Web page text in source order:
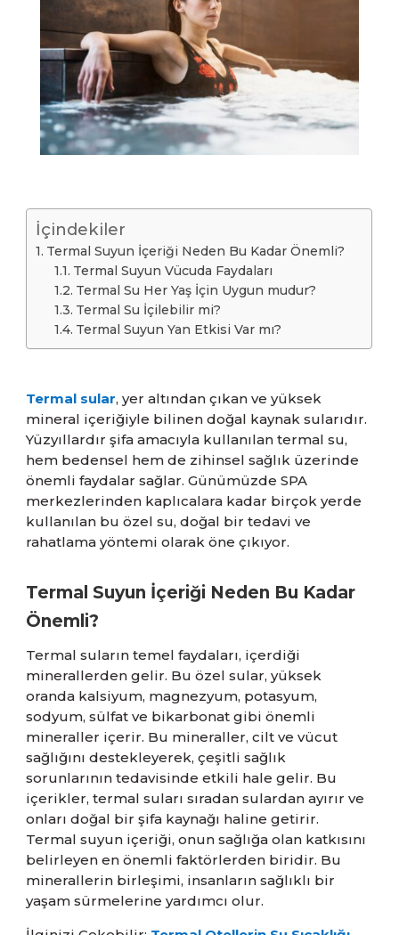
İçindekiler
Termal Suyun İçeriği Neden Bu Kadar Önemli?
Termal Suyun Vücuda Faydaları
Termal Su Her Yaş İçin Uygun mudur?
Termal Su İçilebilir mi?
Termal Suyun Yan Etkisi Var mı?
Termal sular, yer altından çıkan ve yüksek
mineral içeriğiyle bilinen doğal kaynak sularıdır.
Yüzyıllardır şifa amacıyla kullanılan termal su,
hem bedensel hem de zihinsel sağlık üzerinde
önemli faydalar sağlar. Günümüzde SPA
merkezlerinden kaplıcalara kadar birçok yerde
kullanılan bu özel su, doğal bir tedavi ve
rahatlama yöntemi olarak öne çıkıyor.
Termal Suyun İçeriği Neden Bu Kadar
Önemli?
Termal suların temel faydaları, içerdiği
minerallerden gelir. Bu özel sular, yüksek
oranda kalsiyum, magnezyum, potasyum,
sodyum, sülfat ve bikarbonat gibi önemli
mineraller içerir. Bu mineraller, cilt ve vücut
sağlığını destekleyerek, çeşitli sağlık
sorunlarının tedavisinde etkili hale gelir. Bu
içerikler, termal suları sıradan sulardan ayırır ve
onları doğal bir şifa kaynağı haline getirir.
Termal suyun içeriği, onun sağlığa olan katkısını
belirleyen en önemli faktörlerden biridir. Bu
minerallerin birleşimi, insanların sağlıklı bir
yaşam sürmelerine yardımcı olur.